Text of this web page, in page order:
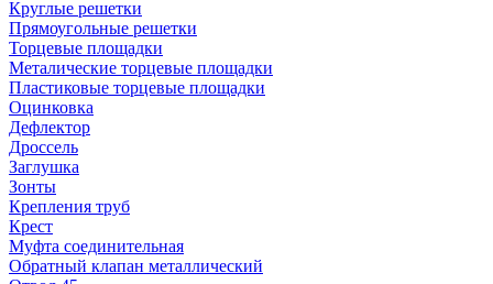
Круглые решетки
Прямоугольные решетки
Торцевые площадки
Металические торцевые площадки
Пластиковые торцевые площадки
Оцинковка
Дефлектор
Дроссель
Заглушка
Зонты
Крепления труб
Крест
Муфта соединительная
Обратный клапан металлический